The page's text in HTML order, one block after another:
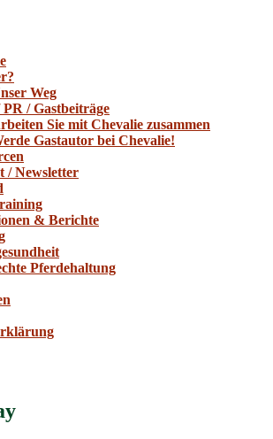
Weg
/ Gastbeiträge
Sie mit Chevalie zusammen
Gastautor bei Chevalie!
/ Newsletter
& Berichte
Pferdehaltung